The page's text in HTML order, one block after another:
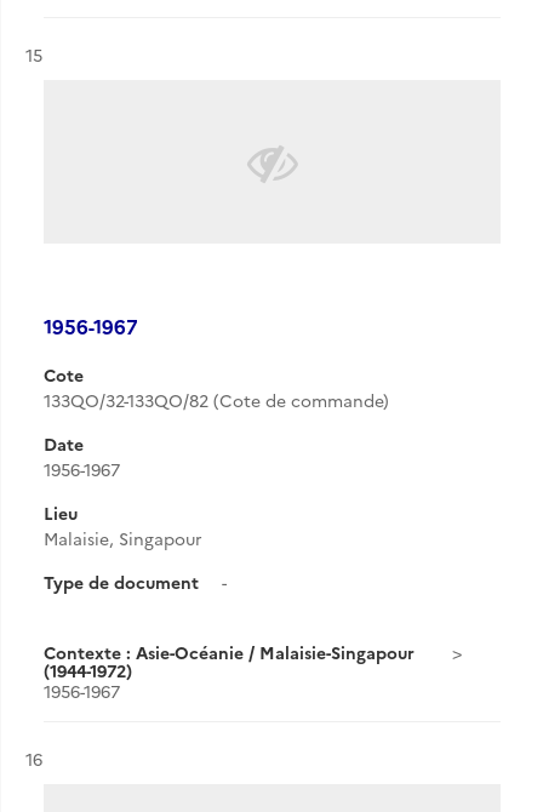
Résultat n°
15
1956-1967
Cote
133QO/32-133QO/82 (Cote de commande)
Date
1956-1967
Lieu
Malaisie, Singapour
Type de document
-
Contexte : Asie-Océanie / Malaisie-Singapour
(1944-1972)
1956-1967
Résultat n°
16